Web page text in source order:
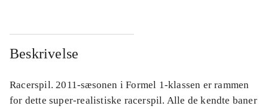
Beskrivelse
Racerspil. 2011-sæsonen i Formel 1-klassen er rammen
for dette super-realistiske racerspil. Alle de kendte baner